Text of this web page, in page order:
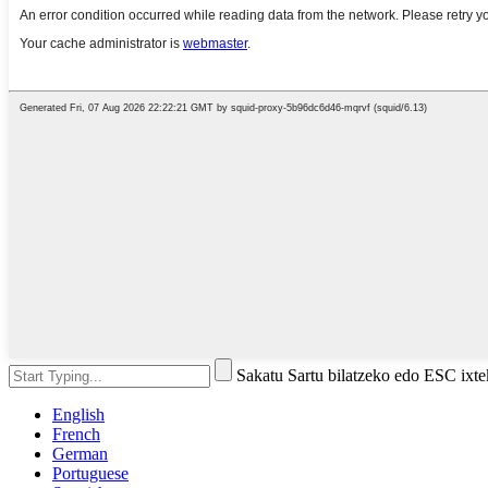
Sakatu Sartu bilatzeko edo ESC
English
French
German
Portuguese